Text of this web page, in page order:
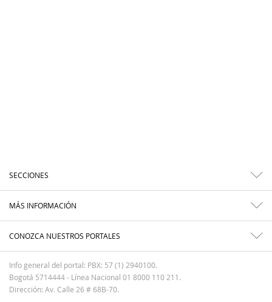
SECCIONES
MÁS INFORMACIÓN
CONOZCA NUESTROS PORTALES
Info general del portal: PBX: 57 (1) 2940100.
Bogotá 5714444 - Línea Nacional 01 8000 110 211.
Dirección: Av. Calle 26 # 68B-70.